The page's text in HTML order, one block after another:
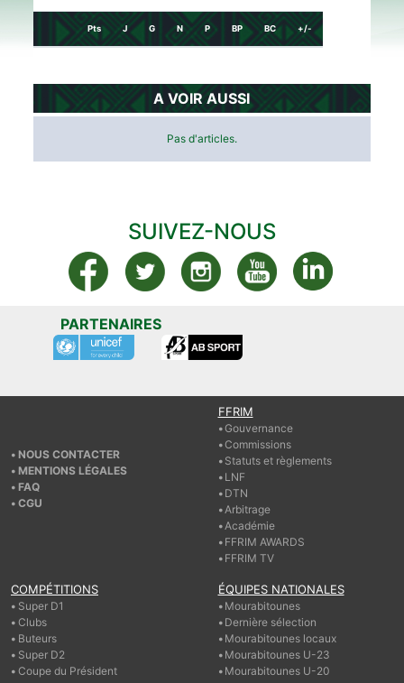
Pts J G N P BP BC +/-
A VOIR AUSSI
Pas d'articles.
SUIVEZ-NOUS
PARTENAIRES
NOUS CONTACTER
MENTIONS LÉGALES
FAQ
CGU
FFRIM
Gouvernance
Commissions
Statuts et règlements
LNF
DTN
Arbitrage
Académie
FFRIM AWARDS
FFRIM TV
COMPÉTITIONS
Super D1
Clubs
Buteurs
Super D2
Coupe du Président
ÉQUIPES NATIONALES
Mourabitounes
Dernière sélection
Mourabitounes locaux
Mourabitounes U-23
Mourabitounes U-20